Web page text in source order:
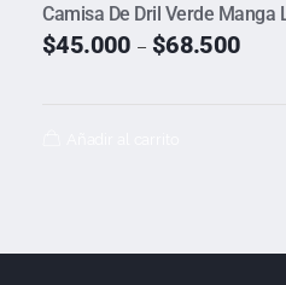
Camisa De Dril Verde Manga
$45.000 – $68.500